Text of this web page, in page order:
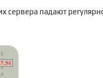
сервера падают